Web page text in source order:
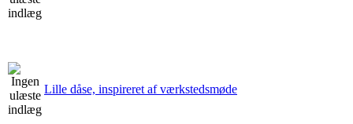
Lille dåse, inspireret af værkstedsmøde